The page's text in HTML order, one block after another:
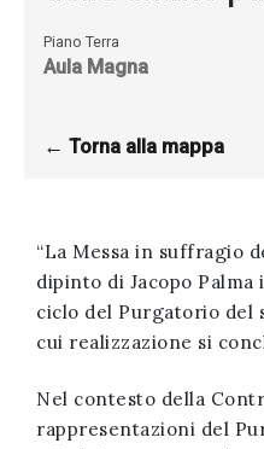
Piano Terra
Aula Magna
← Torna alla mappa
“La Messa in suffragio
dipinto di Jacopo
ciclo del Purgatorio del
cui realizzazione si
Nel contesto della
rappresentazioni del
with
leglativo
196/03
Successful
registration!